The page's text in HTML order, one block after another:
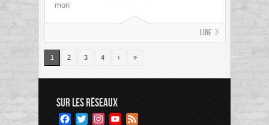
mon
Lire
1 2 3 4 › »
SUR LES RÉSEAUX
Facebook
TwitterInstagramYouTube